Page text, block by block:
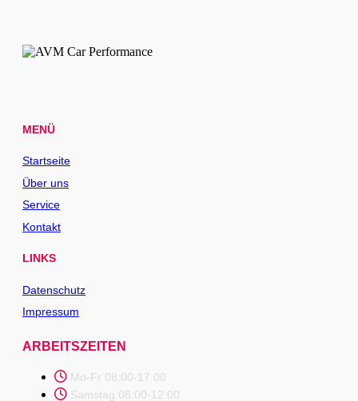
MENÜ
Startseite
Über uns
Service
Kontakt
LINKS
Datenschutz
Impressum
ARBEITSZEITEN
Mo-Fr 08:00-17:00
Samstag 08:00-12:00